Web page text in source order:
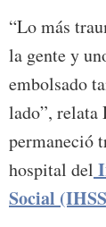
“Lo más
la gente y
embolsado
lado”, relata
permaneció
hospital del
Social